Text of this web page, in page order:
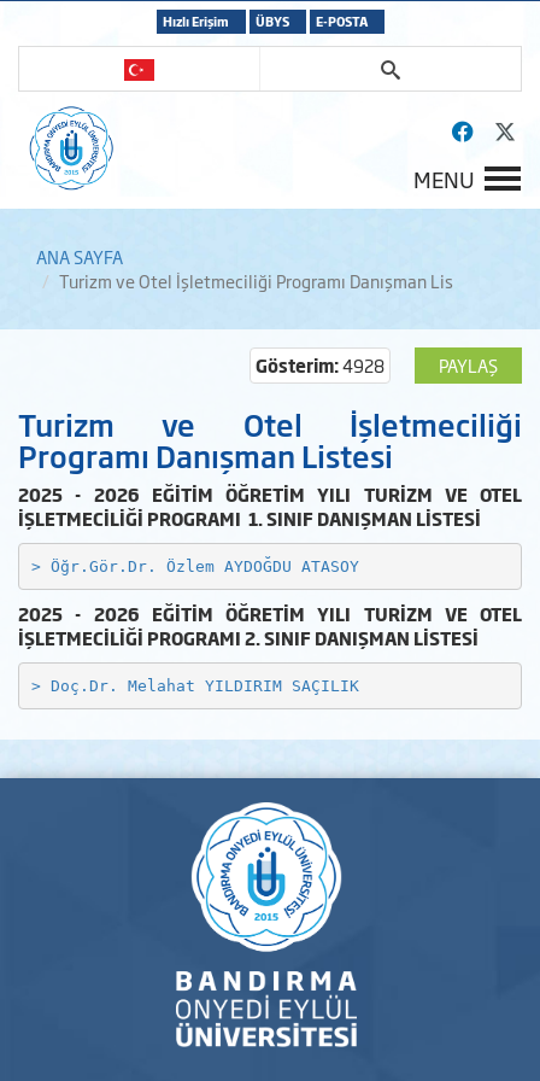
Hızlı Erişim ÜBYS E-POSTA
MENU
ANA SAYFA
Turizm ve Otel İşletmeciliği Programı Danışman Lis
PAYLAŞ
Gösterim:4928
Turizm ve Otel İşletmeciliği
Programı Danışman Listesi
2025 - 2026 EĞİTİM ÖĞRETİM YILI TURİZM VE OTEL
İŞLETMECİLİĞİ PROGRAMI 1. SINIF DANIŞMAN LİSTESİ
> Öğr.Gör.Dr. Özlem AYDOĞDU ATASOY
2025 - 2026 EĞİTİM ÖĞRETİM YILI TURİZM VE OTEL
İŞLETMECİLİĞİ PROGRAMI2. SINIF DANIŞMAN LİSTESİ
> Doç.Dr. Melahat YILDIRIM SAÇILIK